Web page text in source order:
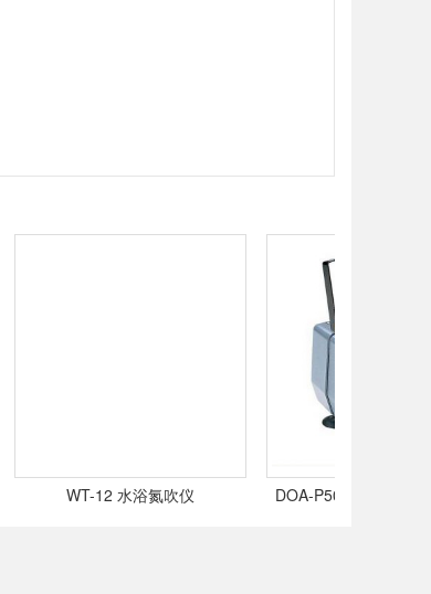
WT-12 水浴氮吹仪
DOA-P504-BN 无油隔膜